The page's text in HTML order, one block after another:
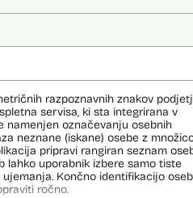
razpoznavnih znakov
servisa, ki sta integrirana v
namenjen označevanju osebnih
neznane (iskane) osebe z
pripravi rangiran seznam
lahko uporabnik izbere samo tiste
Končno identifikacijo
ročno.